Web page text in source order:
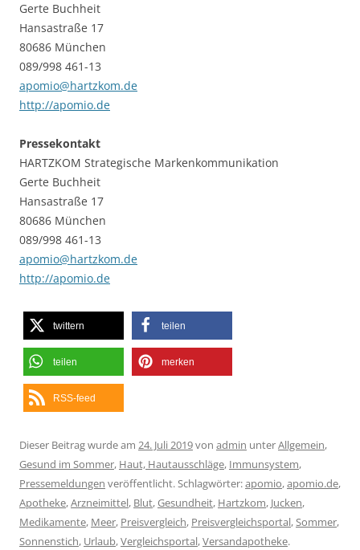
Gerte Buchheit
Hansastraße 17
80686 München
089/998 461-13
apomio@hartzkom.de
http://apomio.de
Pressekontakt
HARTZKOM Strategische Markenkommunikation
Gerte Buchheit
Hansastraße 17
80686 München
089/998 461-13
apomio@hartzkom.de
http://apomio.de
twittern teilen
teilen merken
RSS-feed
Dieser Beitrag wurde am 24. Juli 2019von admin unterAllgemein,
Gesund im Sommer, Haut, Hautausschläge, Immunsystem,
Pressemeldungen veröffentlicht. Schlagwörter:apomio,apomio.de,
Apotheke,Arzneimittel, Blut,Gesundheit, Hartzkom, Jucken,
Medikamente, Meer, Preisvergleich, Preisvergleichsportal,Sommer,
Sonnenstich, Urlaub,Vergleichsportal,Versandapotheke.